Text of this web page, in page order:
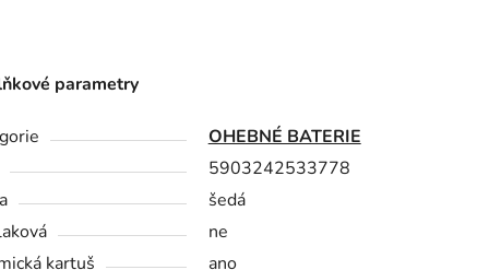
parametry
OHEBNÉ BATERIE
5903242533778
šedá
ne
kartuš
ano